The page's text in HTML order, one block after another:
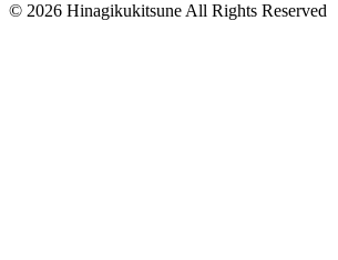
© 2026 Hinagikukitsune All Rights Reserved